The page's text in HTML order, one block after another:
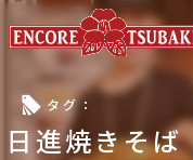
l タグ：
日進焼きそば